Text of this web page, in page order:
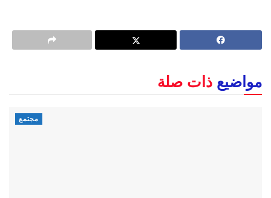
مواضيع ذات صلة
مجتمع